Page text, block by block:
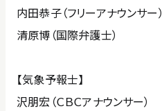
内田恭子（フリーアナウンサー）
清原博（国際弁護士）
【気象予報士】
沢朋宏（ＣＢＣアナウンサー）